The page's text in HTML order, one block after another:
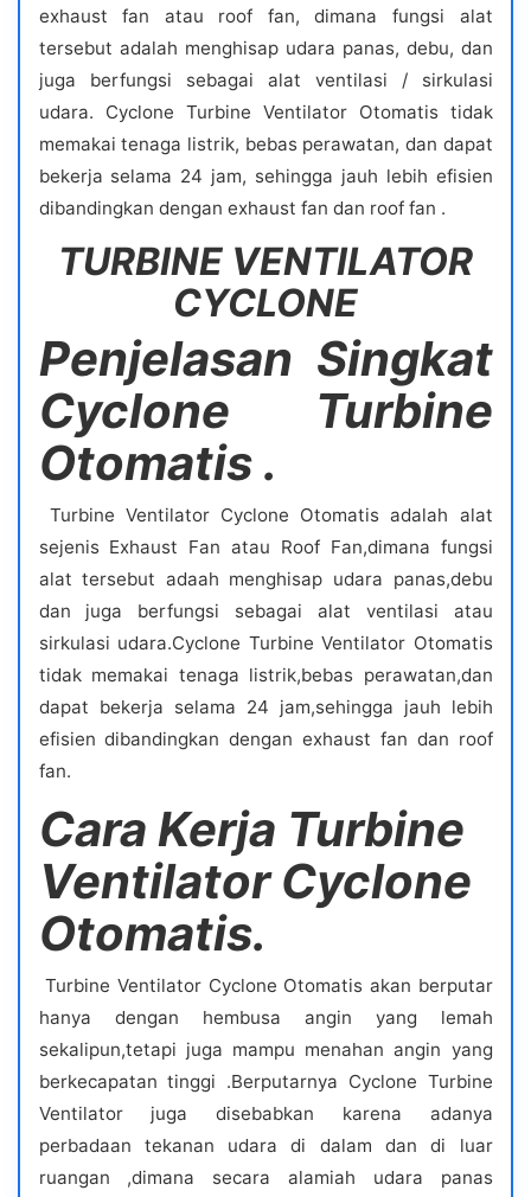
exhaust fan atau roof fan, dimana fungsi alat
tersebut adalah menghisap udara panas, debu, dan
juga berfungsi sebagai alat ventilasi / sirkulasi
udara. Cyclone Turbine Ventilator Otomatis tidak
memakai tenaga listrik, bebas perawatan, dan dapat
bekerja selama 24 jam, sehingga jauh lebih efisien
dibandingkan dengan exhaust fan dan roof fan .
TURBINE VENTILATOR
CYCLONE
Penjelasan Singkat
Cyclone Turbine
Otomatis .
Turbine Ventilator Cyclone Otomatis adalah alat
sejenis Exhaust Fan atau Roof Fan,dimana fungsi
alat tersebut adaah menghisap udara panas,debu
dan juga berfungsi sebagai alat ventilasi atau
sirkulasi udara.Cyclone Turbine Ventilator Otomatis
tidak memakai tenaga listrik,bebas perawatan,dan
dapat bekerja selama 24 jam,sehingga jauh lebih
efisien dibandingkan dengan exhaust fan dan roof
fan.
Cara Kerja Turbine
VentilatorCyclone
Otomatis.
Turbine Ventilator Cyclone Otomatis akan berputar
hanya dengan hembusa angin yang lemah
sekalipun,tetapi juga mampu menahan angin yang
berkecapatan tinggi .Berputarnya Cyclone Turbine
Ventilator juga disebabkan karena adanya
perbadaan tekanan udara di dalam dan di luar
ruangan ,dimana secara alamiah udara panas